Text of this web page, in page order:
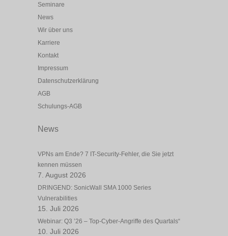
Seminare
News
Wir über uns
Karriere
Kontakt
Impressum
Datenschutzerklärung
AGB
Schulungs-AGB
News
VPNs am Ende? 7 IT-Security-Fehler, die Sie jetzt
kennen müssen
7. August 2026
DRINGEND: SonicWall SMA 1000 Series
Vulnerabilities
15. Juli 2026
Webinar: Q3 ’26 – Top-Cyber-Angriffe des Quartals“
10. Juli 2026